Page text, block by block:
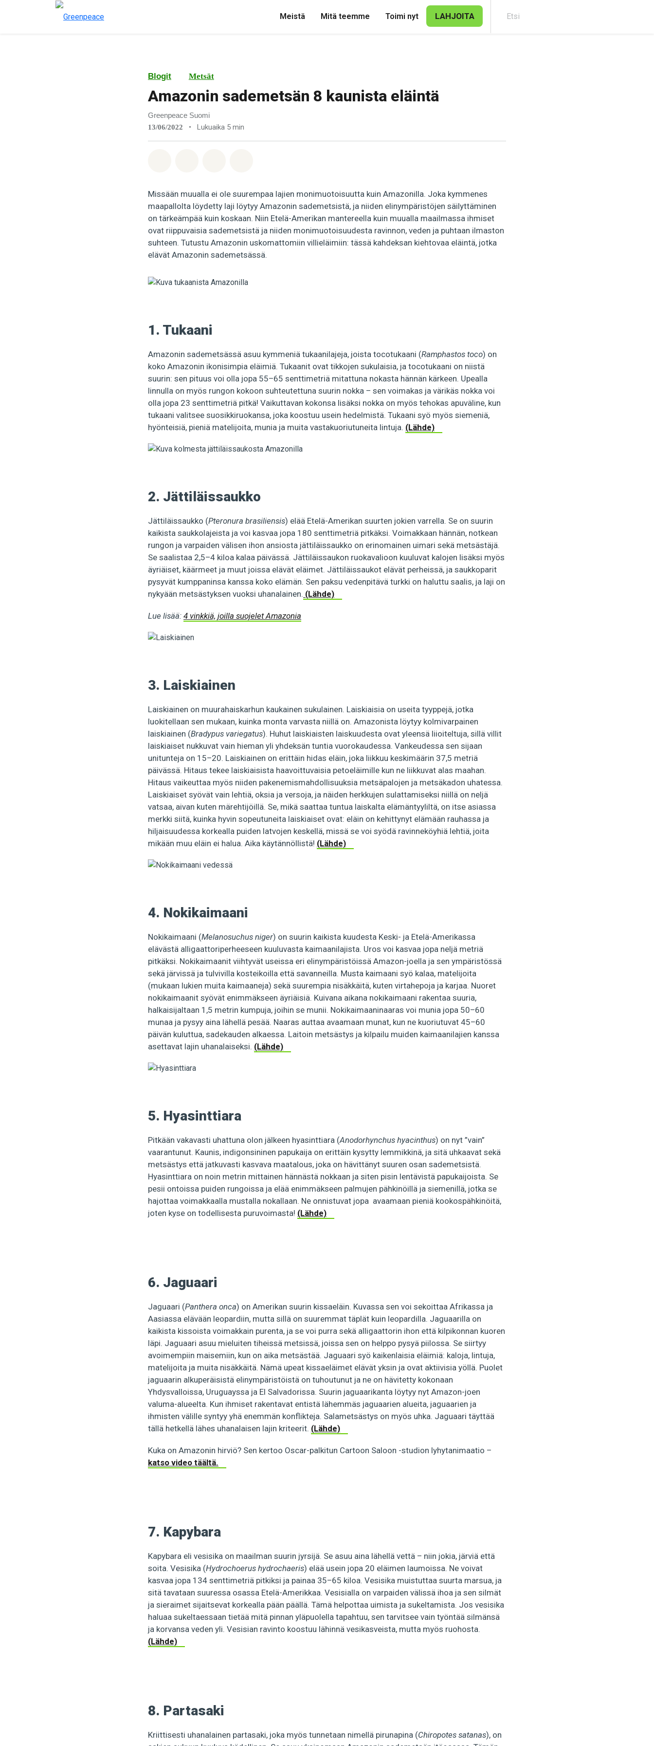
Meistä Mitä teemme Toimi nyt LAHJOITA
Blogit Metsät
Amazonin sademetsän 8 kaunista eläintä
Greenpeace Suomi
13/06/2022 • Lukuaika 5 min
Missään muualla ei ole suurempaa lajien monimuotoisuutta kuin Amazonilla. Joka kymmenes
maapallolta löydetty laji löytyy Amazonin sademetsistä, ja niiden elinympäristöjen säilyttäminen
on tärkeämpää kuin koskaan. Niin Etelä-Amerikan mantereella kuin muualla maailmassa ihmiset
ovat riippuvaisia ​​sademetsistä ja niiden monimuotoisuudesta ravinnon, veden ja puhtaan ilmaston
suhteen. Tutustu Amazonin uskomattomiin villieläimiin: tässä kahdeksan kiehtovaa eläintä, jotka
elävät Amazonin sademetsässä.
1. Tukaani
Amazonin sademetsässä asuu kymmeniä tukaanilajeja, joista tocotukaani (Ramphastos toco) on
koko Amazonin ikonisimpia eläimiä. Tukaanit ovat tikkojen sukulaisia, ja tocotukaani on niistä
suurin: sen pituus voi olla jopa 55–65 senttimetriä mitattuna nokasta hännän kärkeen. Upealla
linnulla on myös rungon kokoon suhteutettuna suurin nokka – sen voimakas ja värikäs nokka voi
olla jopa 23 senttimetriä pitkä! Vaikuttavan kokonsa lisäksi nokka on myös tehokas apuväline, kun
tukaani valitsee suosikkiruokansa, joka koostuu usein hedelmistä. Tukaani syö myös siemeniä,
hyönteisiä, pieniä matelijoita, munia ja muita vastakuoriutuneita lintuja. (Lähde)
2. Jättiläissaukko
Jättiläissaukko (Pteronura brasiliensis) elää Etelä-Amerikan suurten jokien varrella. Se on suurin
kaikista saukkolajeista ja voi kasvaa jopa 180 senttimetriä pitkäksi. Voimakkaan hännän, notkean
rungon ja varpaiden välisen ihon ansiosta jättiläissaukko on erinomainen uimari sekä metsästäjä.
Se saalistaa 2,5–4 kiloa kalaa päivässä. Jättiläissaukon ruokavalioon kuuluvat kalojen lisäksi myös
äyriäiset, käärmeet ja muut joissa elävät eläimet. Jättiläissaukot elävät perheissä, ja saukkoparit
pysyvät kumppaninsa kanssa koko elämän. Sen paksu vedenpitävä turkki on haluttu saalis, ja laji on
nykyään metsästyksen vuoksi uhanalainen. (Lähde)
Lue lisää: 4 vinkkiä, joilla suojelet Amazonia
3. Laiskiainen
Laiskiainen on muurahaiskarhun kaukainen sukulainen. Laiskiaisia ​​on useita tyyppejä, jotka
luokitellaan sen mukaan, kuinka monta varvasta niillä on. Amazonista löytyy kolmivarpainen
laiskiainen (Bradypus variegatus). Huhut laiskiaisten laiskuudesta ovat yleensä liioiteltuja, sillä villit
laiskiaiset nukkuvat vain hieman yli yhdeksän tuntia vuorokaudessa. Vankeudessa sen sijaan
unitunteja on 15–20. Laiskiainen on erittäin hidas eläin, joka liikkuu keskimäärin 37,5 metriä
päivässä. Hitaus tekee laiskiaisista haavoittuvaisia petoeläimille kun ne liikkuvat alas maahan.
Hitaus vaikeuttaa myös niiden pakenemismahdollisuuksia metsäpalojen ja metsäkadon uhatessa.
Laiskiaiset syövät vain lehtiä, oksia ja versoja, ja näiden herkkujen sulattamiseksi niillä on neljä
vatsaa, aivan kuten märehtijöillä. Se, mikä saattaa tuntua laiskalta elämäntyyliltä, ​​on itse asiassa
merkki siitä, kuinka hyvin sopeutuneita laiskiaiset ​​ovat: eläin on kehittynyt elämään rauhassa ja
hiljaisuudessa korkealla puiden latvojen keskellä, missä se voi syödä ravinneköyhiä lehtiä, joita
mikään muu eläin ei halua. Aika käytännöllistä! (Lähde)
4. Nokikaimaani
Nokikaimaani (Melanosuchus niger) on suurin kaikista kuudesta Keski- ja Etelä-Amerikassa
elävästä alligaattoriperheeseen kuuluvasta kaimaanilajista. Uros voi kasvaa jopa neljä metriä
pitkäksi. Nokikaimaanit viihtyvät useissa eri elinympäristöissä Amazon-joella ja sen ympäristössä
sekä järvissä ja tulvivilla kosteikoilla että savanneilla. Musta kaimaani syö kalaa, matelijoita
(mukaan lukien muita kaimaaneja) sekä suurempia nisäkkäitä, kuten virtahepoja ja karjaa. Nuoret
nokikaimaanit syövät enimmäkseen äyriäisiä. Kuivana aikana nokikaimaani rakentaa suuria,
halkaisijaltaan 1,5 metrin kumpuja, joihin se munii. Nokikaimaaninaaras voi munia jopa 50–60
munaa ja pysyy aina lähellä pesää. Naaras auttaa avaamaan munat, kun ne kuoriutuvat 45–60
päivän kuluttua, sadekauden alkaessa. Laitoin metsästys ja kilpailu muiden kaimaanilajien kanssa
asettavat lajin uhanalaiseksi. (Lähde)
5. Hyasinttiara
Pitkään vakavasti uhattuna olon jälkeen hyasinttiara (Anodorhynchus hyacinthus) on nyt ”vain”
vaarantunut. Kaunis, indigonsininen papukaija on erittäin kysytty lemmikkinä, ja sitä uhkaavat sekä
metsästys että jatkuvasti kasvava maatalous, joka on hävittänyt suuren osan sademetsistä.
Hyasinttiara on noin metrin mittainen hännästä nokkaan ja siten pisin lentävistä papukaijoista. Se
pesii ontoissa puiden rungoissa ja elää enimmäkseen palmujen pähkinöillä ja siemenillä, jotka se
hajottaa voimakkaalla mustalla nokallaan. Ne onnistuvat jopa avaamaan pieniä kookospähkinöitä,
joten kyse on todellisesta puruvoimasta! (Lähde)
6. Jaguaari
Jaguaari (Panthera onca) on Amerikan suurin kissaeläin. Kuvassa sen voi sekoittaa Afrikassa ja
Aasiassa elävään leopardiin, mutta sillä on suuremmat täplät kuin leopardilla. Jaguaarilla on
kaikista kissoista voimakkain purenta, ja se voi purra sekä alligaattorin ihon että kilpikonnan kuoren
läpi. Jaguaari asuu mieluiten tiheissä metsissä, joissa sen on helppo pysyä piilossa. Se siirtyy
avoimempiin maisemiin, kun on aika metsästää. Jaguaari syö kaikenlaisia eläimiä: kaloja, lintuja,
matelijoita ja muita nisäkkäitä. Nämä upeat kissaeläimet elävät yksin ja ovat aktiivisia yöllä. Puolet
jaguaarin alkuperäisistä elinympäristöistä on tuhoutunut ja ne on hävitetty kokonaan
Yhdysvalloissa, Uruguayssa ja El Salvadorissa. Suurin jaguaarikanta löytyy nyt Amazon-joen
valuma-alueelta. Kun ihmiset rakentavat entistä lähemmäs jaguaarien alueita, jaguaarien ja
ihmisten välille syntyy yhä enemmän konflikteja. Salametsästys on myös uhka. Jaguaari täyttää
tällä hetkellä lähes uhanalaisen lajin kriteerit. (Lähde)
Kuka on Amazonin hirviö? Sen kertoo Oscar-palkitun Cartoon Saloon -studion lyhytanimaatio –
katso video täältä.
7. Kapybara
Kapybara eli vesisika on maailman suurin jyrsijä. Se asuu aina lähellä vettä – niin jokia, järviä että
soita. Vesisika (Hydrochoerus hydrochaeris) elää usein jopa 20 eläimen laumoissa. Ne voivat
kasvaa jopa 134 senttimetriä pitkiksi ja painaa 35–65 kiloa. Vesisika muistuttaa suurta marsua, ja
sitä tavataan suuressa osassa Etelä-Amerikkaa. Vesisialla on varpaiden välissä ihoa ja sen silmät
ja sieraimet sijaitsevat korkealla pään päällä. Tämä helpottaa uimista ja sukeltamista. Jos vesisika
haluaa sukeltaessaan tietää mitä pinnan yläpuolella tapahtuu, sen tarvitsee vain työntää silmänsä
ja korvansa veden yli. Vesisian ravinto koostuu lähinnä vesikasveista, mutta myös ruohosta.
(Lähde)
8. Partasaki
Kriittisesti uhanalainen partasaki, joka myös tunnetaan nimellä pirunapina (Chiropotes satanas), on